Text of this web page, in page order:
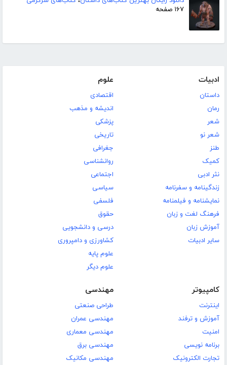
۱۶۷ صفحه
ادبیات
داستان
رمان
شعر
شعر نو
طنز
کمیک
نثر ادبی
زندگینامه و سفرنامه
نمایشنامه و فیلمنامه
فرهنگ لغت و زبان
آموزش زبان
سایر ادبیات
علوم
اقتصادی
اندیشه و مذهب
پزشکی
تاریخی
جغرافی
روانشناسی
اجتماعی
سیاسی
فلسفی
حقوق
درسی و دانشجویی
کشاورزی و دامپروری
علوم پایه
علوم دیگر
کامپیوتر
اینترنت
آموزش و ترفند
امنیت
برنامه نویسی
تجارت الکترونیک
مهندسی
طراحی صنعتی
مهندسی عمران
مهندسی معماری
مهندسی برق
مهندسی مکانیک